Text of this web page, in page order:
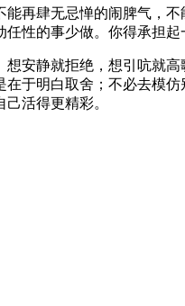
再肆无忌惮的闹脾气，
性的事少做。你得承担起
安静就拒绝，想引吭就
于明白取舍；不必去模
活得更精彩。